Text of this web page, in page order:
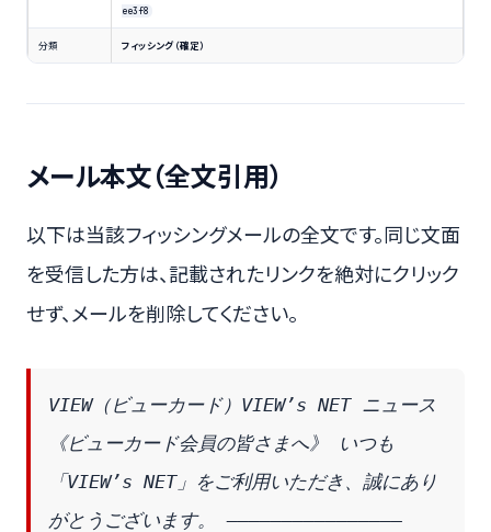
ee3f8
分類 フィッシング（確定）
メール本文（全文引用）
以下は当該フィッシングメールの全文です。同じ文面
を受信した方は、記載されたリンクを絶対にクリック
せず、メールを削除してください。
VIEW（ビューカード）VIEW’s NET ニュース
《ビューカード会員の皆さまへ》 いつも
「VIEW’s NET」をご利用いただき、誠にあり
がとうございます。 ――――――――――――――――